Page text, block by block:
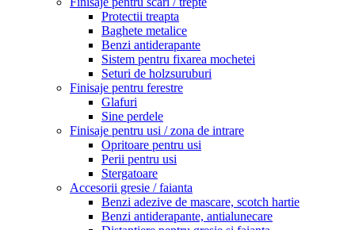
Protectii treapta
Baghete metalice
Benzi antiderapante
Sistem pentru fixarea mochetei
Seturi de holzsuruburi
Finisaje pentru ferestre
Glafuri
Sine perdele
Finisaje pentru usi / zona de intrare
Opritoare pentru usi
Perii pentru usi
Stergatoare
Accesorii gresie / faianta
Benzi adezive de mascare, scotch hartie
Benzi antiderapante, antialunecare